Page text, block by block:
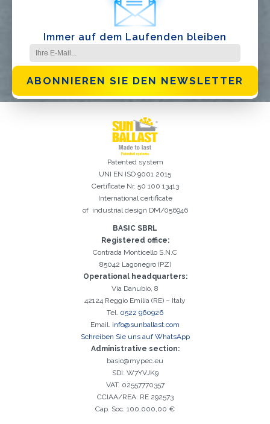
Immer auf dem Laufenden bleiben
ABONNIEREN SIE DEN NEWSLETTER
Das Nachname-Feld ist erforderlich
Das Vorname-Feld ist erforderlich
Das Agentur-Feld ist erforderlich
Das Stadt-Feld ist erforderlich
Das Telefon-Feld ist erforderlich
Das E-Mail-Addresse-Feld ist erforderlich
Ungültige E-Mail-Adresse eingegeben
Es ist wichtig, die Datenschutzbestimmungen zu akzeptieren
Registrierung erfolgreich. Aktivieren Sie Ihr E-Mail-
Kontrollkästchen, um mit der Aktivierung fortzufahren
Der folgende Fehler ist leider aufgetreten:
Patented system
UNI EN ISO 9001 2015
Certificate Nr. 50 100 13413
International certificate
of industrial design DM/056946
BASIC SBRL
Registered office:
Contrada Monticello S.N.C
85042 Lagonegro (PZ)
Operational headquarters:
Via Danubio, 8
42124 Reggio Emilia (RE) – Italy
Tel. 0522 960926
Email. info@sunballast.com
Schreiben Sie uns auf WhatsApp
Administrative section:
basic@mypec.eu
SDI: W7YVJK9
VAT: 02557770357
CCIAA/REA: RE 292573
Cap. Soc. 100.000,00 €